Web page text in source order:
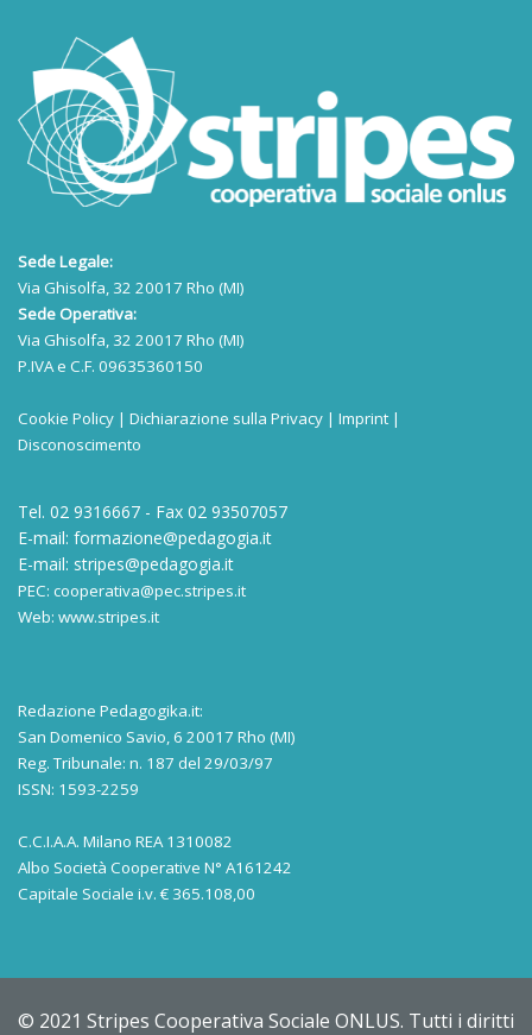
Sede Legale:
Via Ghisolfa, 32 20017 Rho (MI)
Sede Operativa:
Via Ghisolfa, 32 20017 Rho (MI)
P.IVA e C.F. 09635360150
Cookie Policy | Dichiarazione sulla Privacy | Imprint |
Disconoscimento
Tel. 02 9316667 - Fax 02 93507057
E-mail: formazione@pedagogia.it
E-mail: stripes@pedagogia.it
PEC: cooperativa@pec.stripes.it
Web: www.stripes.it
Redazione Pedagogika.it:
San Domenico Savio, 6 20017 Rho (MI)
Reg. Tribunale: n. 187 del 29/03/97
ISSN: 1593-2259
C.C.I.A.A. Milano REA 1310082
Albo Società Cooperative N° A161242
Capitale Sociale i.v. € 365.108,00
© 2021 Stripes Cooperativa Sociale ONLUS. Tutti i diritti